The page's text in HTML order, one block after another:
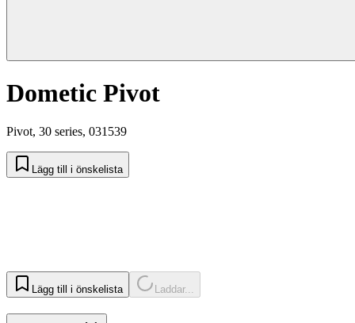
Dometic Pivot
Pivot, 30 series, 031539
Lägg till i önskelista
Lägg till i önskelista Laddar...